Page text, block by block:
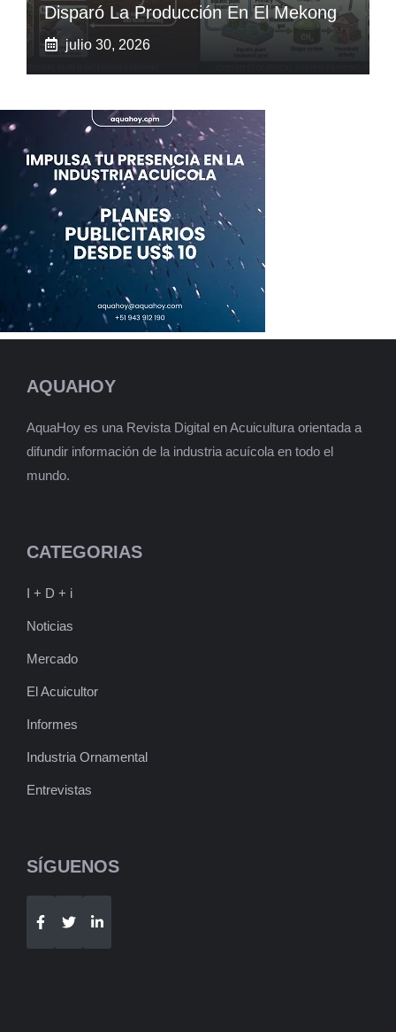
Disparó La Producción En El Mekong
julio 30, 2026
AQUAHOY
AquaHoy es una Revista Digital en Acuicultura orientada a
difundir información de la industria acuícola en todo el
mundo.
CATEGORIAS
I + D + i
Noticias
Mercado
El Acuicultor
Informes
Industria Ornamental
Entrevistas
SÍGUENOS
Telegram